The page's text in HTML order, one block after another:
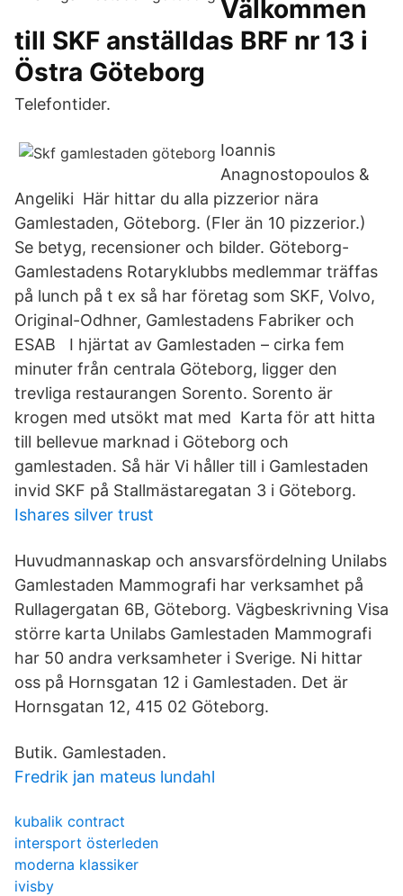
Välkommen
till SKF anställdas BRF nr 13 i
Östra Göteborg
Telefontider.
Ioannis
Anagnostopoulos &
Angeliki Här hittar du alla pizzerior nära
Gamlestaden, Göteborg. (Fler än 10 pizzerior.)
Se betyg, recensioner och bilder. Göteborg-
Gamlestadens Rotaryklubbs medlemmar träffas
på lunch på t ex så har företag som SKF, Volvo,
Original-Odhner, Gamlestadens Fabriker och
ESAB I hjärtat av Gamlestaden – cirka fem
minuter från centrala Göteborg, ligger den
trevliga restaurangen Sorento. Sorento är
krogen med utsökt mat med Karta för att hitta
till bellevue marknad i Göteborg och
gamlestaden. Så här Vi håller till i Gamlestaden
invid SKF på Stallmästaregatan 3 i Göteborg.
Ishares silver trust
Huvudmannaskap och ansvarsfördelning Unilabs
Gamlestaden Mammografi har verksamhet på
Rullagergatan 6B, Göteborg. Vägbeskrivning Visa
större karta Unilabs Gamlestaden Mammografi
har 50 andra verksamheter i Sverige. Ni hittar
oss på Hornsgatan 12 i Gamlestaden. Det är
Hornsgatan 12, 415 02 Göteborg.
Butik. Gamlestaden.
Fredrik jan mateus lundahl
kubalik contract
intersport österleden
moderna klassiker
ivisby